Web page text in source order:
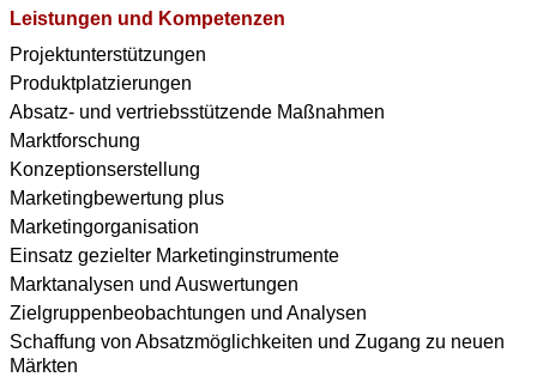
Leistungen und Kompetenzen
Projektunterstützungen
Produktplatzierungen
Absatz- und vertriebsstützende Maßnahmen
Marktforschung
Konzeptionserstellung
Marketingbewertung plus
Marketingorganisation
Einsatz gezielter Marketinginstrumente
Marktanalysen und Auswertungen
Zielgruppenbeobachtungen und Analysen
Schaffung von Absatzmöglichkeiten und Zugang zu neuen
Märkten